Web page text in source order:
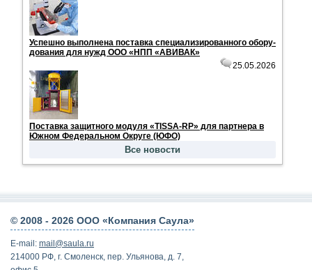
Успеш­но вы­пол­не­на по­став­ка спе­ци­а­ли­зи­ро­ван­но­го обо­ру­
до­ва­ния для нужд ООО «НПП «АВИ­ВАК»
25.05.2026
По­став­ка за­щит­но­го мо­ду­ля «TISSA-RP» для парт­не­ра в
Юж­ном Фе­де­раль­ном Окру­ге (ЮФО)
Все новости
© 2008 - 2026 ООО «Компания Саула»
E-mail: mail@saula.ru
214000 РФ, г. Смоленск, пер. Ульянова, д. 7,